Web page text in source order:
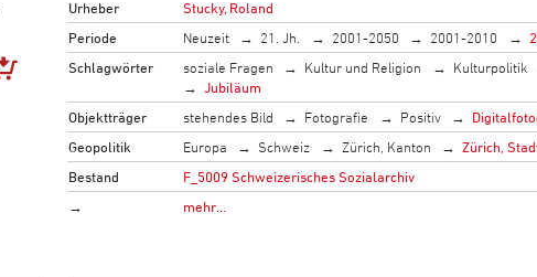
Urheber
Stucky, Roland
Periode
Neuzeit 21. Jh. 2001-2050 2001-2010
Schlagwörter
soziale Fragen Kultur und Religion Kulturpolitik
Jubiläum
Objektträger
stehendes Bild Fotografie Positiv
Geopolitik
Europa Schweiz Zürich, Kanton
Zürich,
Bestand
F_5009 Schweizerisches Sozialarchiv
→
mehr…